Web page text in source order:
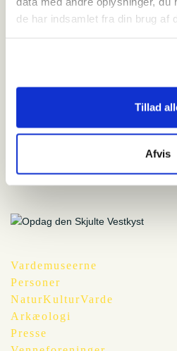
de har indsamlet fra din brug af
Tillad
Afvis
Add to cart
Vadehavsbilleder
Add to cart
Vardemuseerne
Personer
NaturKulturVarde
Arkæologi
Presse